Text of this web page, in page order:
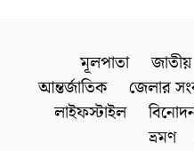
মূলপাতা জাতীয়
আন্তর্জাতিক
জেলার
লাইফস্টাইল
ভ্রমণ